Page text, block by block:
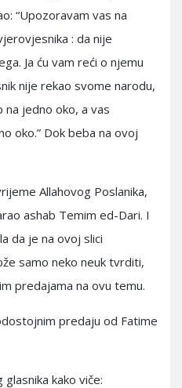
“Upozoravam vas na
: da nije
Ja ću vam reći o njemu
nije rekao svome narodu,
jedno oko, a vas
oko.” Dok beba na ovoj
Allahovog Poslanika,
ashab Temim ed-Dari. I
da je na ovoj slici
samo neko neuk tvrditi,
predajama na ovu temu.
predaju od Fatime
kako viče: